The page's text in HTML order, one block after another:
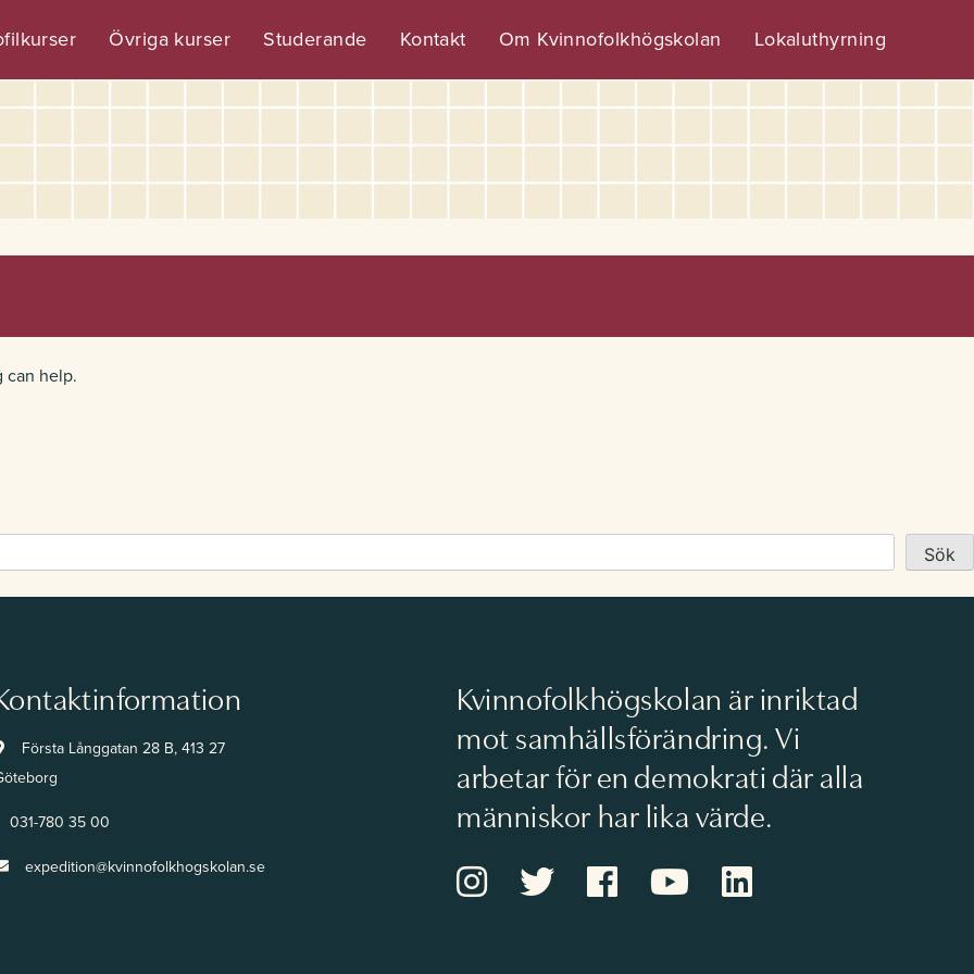
Övriga kurser Studerande Kontakt Om Kvinnofolkhögskolan Lokaluthyrning
can help.
Sök
Första Långgatan 28 B, 413 27
031-780 35 00
expedition@kvinnofolkhogskolan.se
Kvinnofolkhögskolan är inriktad
mot samhällsförändring. Vi
arbetar för en demokrati där alla
människor har lika värde.